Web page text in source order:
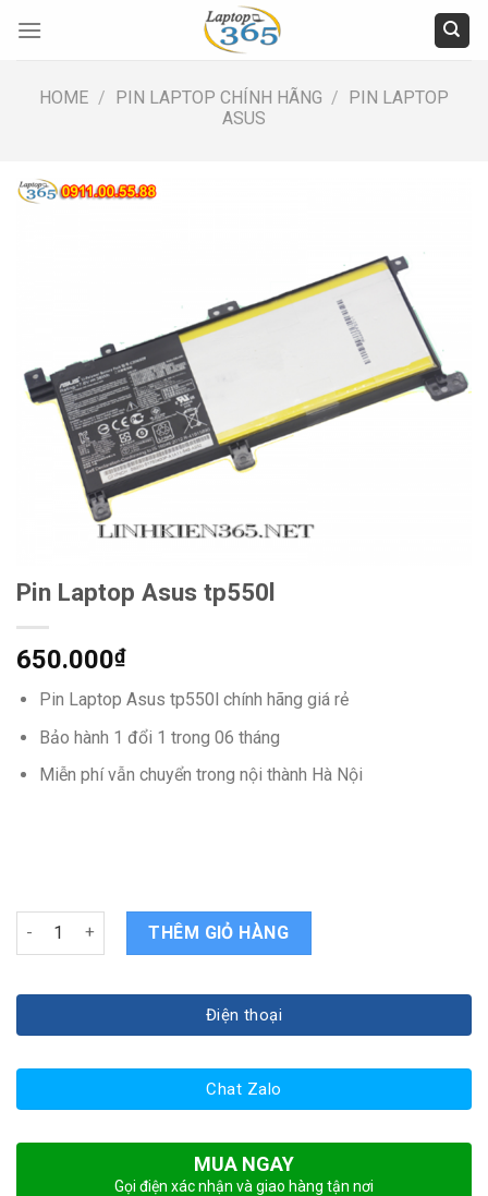
HOME / PIN LAPTOP CHÍNH HÃNG / PIN LAPTOP
ASUS
Pin Laptop Asus tp550l
650.000₫
Pin Laptop Asus tp550l chính hãng giá rẻ
Bảo hành 1 đổi 1 trong 06 tháng
Miễn phí vẫn chuyển trong nội thành Hà Nội
Pin Laptop Asus tp550l quantity
THÊM GIỎ HÀNG
Điện thoại
Chat Zalo
MUA NGAY
Gọi điện xác nhận và giao hàng tận nơi